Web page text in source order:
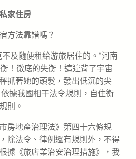
家住房
方法靠譜嗎？
及隨便租給游旅居住的。”河南
！徹底的失衡！這違背了宇宙
抓著她的頭髮，發出低沉的尖
據我國相干法令規則，自住衡
則。
房地產治理法》第四十六條規
除法令、律例還有規則外，不得
據《旅店業治安治理措施》，我